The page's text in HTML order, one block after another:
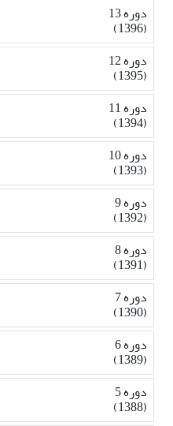
دوره 13
(1396)
دوره 12
(1395)
دوره 11
(1394)
دوره 10
(1393)
دوره 9
(1392)
دوره 8
(1391)
دوره 7
(1390)
دوره 6
(1389)
دوره 5
(1388)